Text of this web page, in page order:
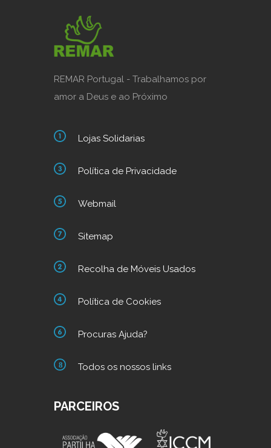
REMAR Portugal - Trabalhamos por
amor a Deus e ao Próximo
Lojas Solidarias
Política de Privacidade
Webmail
Sitemap
Recolha de Móveis Usados
Política de Cookies
Procuras Ajuda?
Todos os nossos links
PARCEIROS